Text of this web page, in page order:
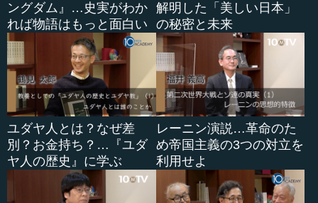
ングダム』…史実がわか
れば物語はもっと面白い
解明した「美しい日本」
の秘密と未来
ユダヤ人とは？なぜ差
別？お金持ち？…『ユダ
ヤ人の歴史』に学ぶ
レーニン演説…革命のた
め帝国主義の3つの対立を
利用せよ